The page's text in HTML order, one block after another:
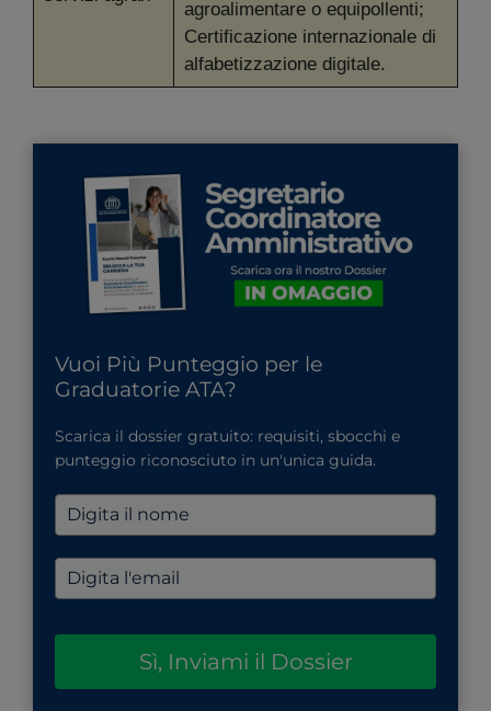
agroalimentare o equipollenti;
Certificazione internazionale di
alfabetizzazione digitale.
Vuoi Più Punteggio per le
Graduatorie ATA?
Scarica il dossier gratuito: requisiti, sbocchi e
punteggio riconosciuto in un'unica guida.
Sì, Inviami il Dossier